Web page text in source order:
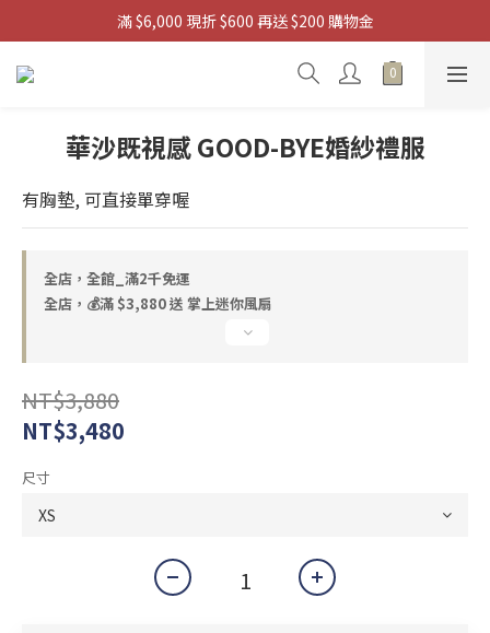
滿 $3880 送 掌上迷你風扇
滿 $6,000 現折 $600 再送 $200 購物金
滿 $9,880 送 浩肯包四輪購物袋
華沙既視感 GOOD-BYE婚紗禮服
有胸墊, 可直接單穿喔
全店，全館_滿2千免運
全店，💰滿 $3,880 送 掌上迷你風扇
NT$3,880
NT$3,480
尺寸